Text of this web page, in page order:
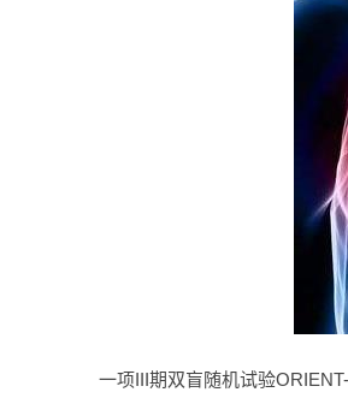
一项III期双盲随机试验